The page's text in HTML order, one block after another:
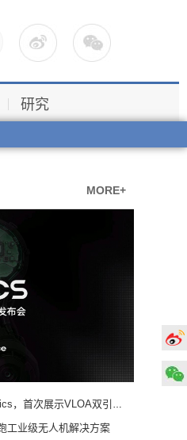
研究
MORE+
RoboScience发布通用具身大模型Visics，首次展示VLOA双引擎架构
工业级无人机解决方案